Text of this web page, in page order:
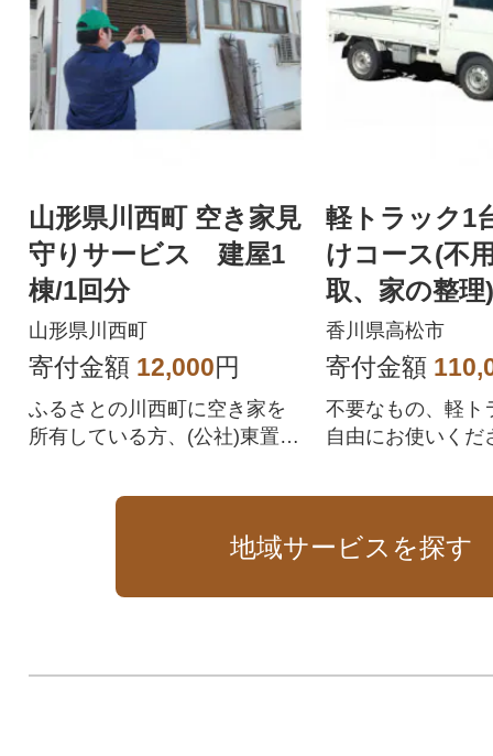
山形県川西町 空き家見
守りサービス 建屋1
棟/1回分
山形県川西町
寄付金額 12,000円
ふるさとの川西町に空き家を
所有している方、(公社)東置賜
がお手伝いします。
軽トラック1
けコース(不
取、家の整理)
香川県高松市
寄付金額
不要なもの、軽ト
自由にお使いくだ
地域サービスを探す